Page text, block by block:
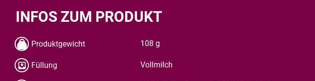
INFOS ZUM PRODUKT
Produktgewicht 108 g
Füllung Vollmilch